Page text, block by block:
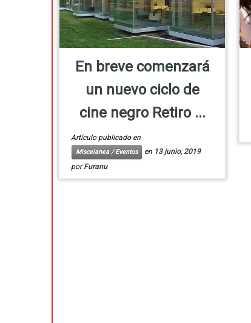
En breve comenzará
un nuevo ciclo de
cine negro Retiro ...
Artículo publicado en
Miscelanea / Eventos en 13 junio, 2019
porFuranu